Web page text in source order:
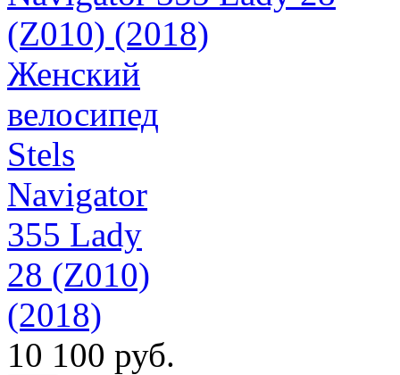
Женский
велосипед
Stels
Navigator
355 Lady
28 (Z010)
(2018)
10 100 руб.